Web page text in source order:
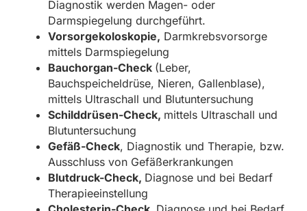
Diagnostik werden Magen- oder
Darmspiegelung durchgeführt.
Vorsorgekoloskopie, Darmkrebsvorsorge
mittels Darmspiegelung
Bauchorgan-Check (Leber,
Bauchspeicheldrüse, Nieren, Gallenblase),
mittels Ultraschall und Blutuntersuchung
Schilddrüsen-Check, mittels Ultraschall und
Blutuntersuchung
Gefäß-Check, Diagnostik und Therapie, bzw.
Ausschluss von Gefäßerkrankungen
Blutdruck-Check, Diagnose und bei Bedarf
Therapieeinstellung